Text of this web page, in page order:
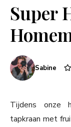
Super
Sabine
Tijdens onze
tapkraan met